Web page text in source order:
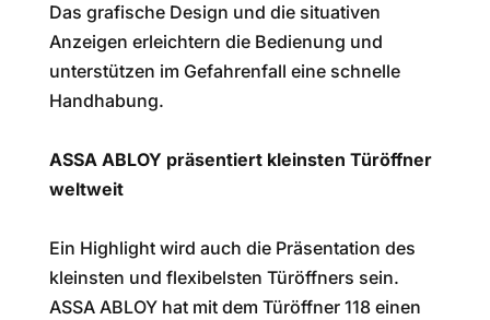
Das grafische Design und die situativen
Anzeigen erleichtern die Bedienung und
unterstützen im Gefahrenfall eine schnelle
Handhabung.
ASSA ABLOY präsentiert kleinsten Türöffner
weltweit
Ein Highlight wird auch die Präsentation des
kleinsten und flexibelsten Türöffners sein.
ASSA ABLOY hat mit dem Türöffner 118 einen